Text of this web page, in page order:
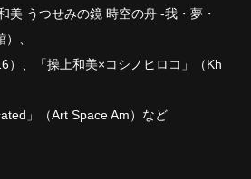
美 うつせみの鏡 時空の舟 ‐我・夢・
、
）、「操上和美×コシノヒロコ」（Kh
」（Art Space Am）など